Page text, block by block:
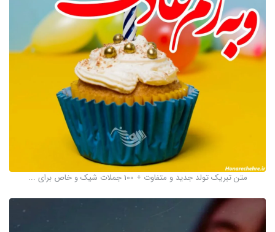
متن تبریک تولد جدید و متفاوت + 100 جملات شیک و خاص برای ...